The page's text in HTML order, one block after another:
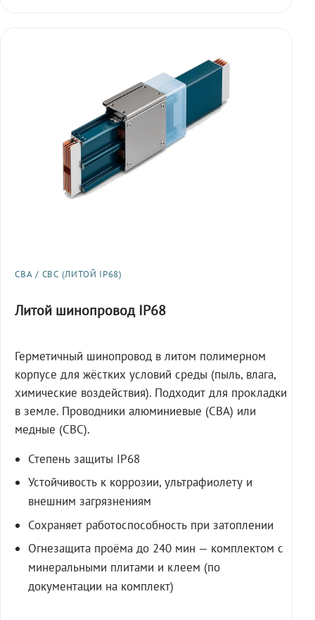
СВА / СВС (ЛИТОЙ IP68)
Литой шинопровод IP68
Герметичный шинопровод в литом полимерном
корпусе для жёстких условий среды (пыль, влага,
химические воздействия). Подходит для прокладки
в земле. Проводники алюминиевые (СВА) или
медные (СВС).
Степень защиты IP68
Устойчивость к коррозии, ультрафиолету и
внешним загрязнениям
Сохраняет работоспособность при затоплении
Огнезащита проёма до 240 мин — комплектом с
минеральными плитами и клеем (по
документации на комплект)